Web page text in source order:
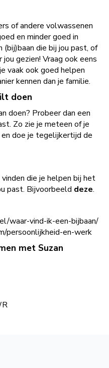
of andere volwassenen
en minder goed in
(bij)baan die bij jou past, of
gezien! Vraag ook eens
vaak ook goed helpen
kennen dan je familie.
doen
doen? Probeer dan een
Zo zie je meteen of je
doe je tegelijkertijd de
die je helpen bij het
past. Bijvoorbeeld deze.
waar-vind-ik-een-bijbaan/
persoonlijkheid-en-werk
met Suzan